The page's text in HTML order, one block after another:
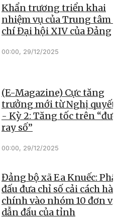
Khẩn trương triển khai
nhiệm vụ của Trung tâm
chí Đại hội XIV của Đảng
00:00, 29/12/2025
(E-Magazine) Cực tăng
trưởng mới từ Nghị quyết
- Kỳ 2: Tăng tốc trên
ray số”
00:00, 29/12/2025
Đảng bộ xã Ea Knuếc:
đấu đưa chỉ số cải cách
chính vào nhóm 10 đơn vị
dẫn đầu của tỉnh